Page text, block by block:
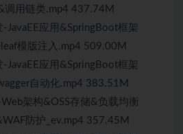
调用链类.mp4 437.74M
JavaEE应用&SpringBoot框架
模版注入.mp4 509.00M
JavaEE应用&SpringBoot框架
自动化.mp4 383.51M
架构&OSS存储&负载均衡
防护_ev.mp4 357.45M